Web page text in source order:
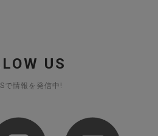
US
で情報を発信中!